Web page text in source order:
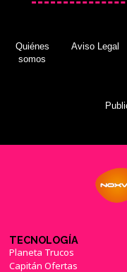
Quiénes
somos
Aviso Legal
TECNOLOGÍA
Planeta Trucos
Capitán Ofertas